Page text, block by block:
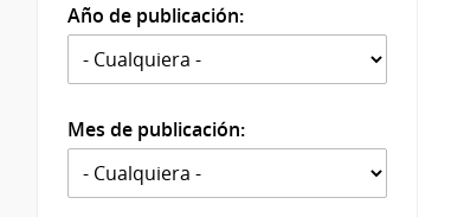
Año de publicación:
Mes de publicación: